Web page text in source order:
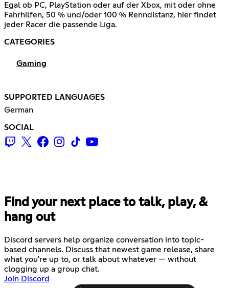
Egal ob PC, PlayStation oder auf der Xbox, mit oder ohne
Fahrhilfen, 50 % und/oder 100 % Renndistanz, hier findet
jeder Racer die passende Liga.
CATEGORIES
Gaming
SUPPORTED LANGUAGES
German
SOCIAL
Find your next place to talk, play, &
hang out
Discord servers help organize conversation into topic-
based channels. Discuss that newest game release, share
what you're up to, or talk about whatever — without
clogging up a group chat.
Join Discord